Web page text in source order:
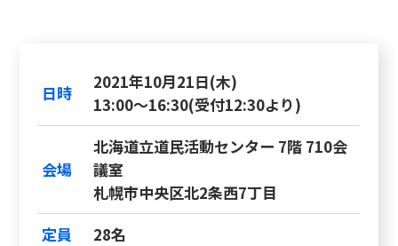
日時
2021年10月21日(木)
13:00～16:30(受付12:30より)
会場
北海道立道民活動センター 7階 710会
議室
札幌市中央区北2条西7丁目
定員
28名